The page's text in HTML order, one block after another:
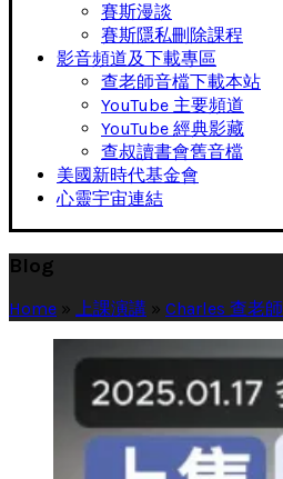
賽斯漫談
賽斯隱私刪除課程
影音頻道及下載專區
查老師音檔下載本站
YouTube 主要頻道
YouTube 經典影藏
查叔讀書會舊音檔
美國新時代基金會
心靈宇宙連結
Blog
Home » 上課演講 » Charles 查老師